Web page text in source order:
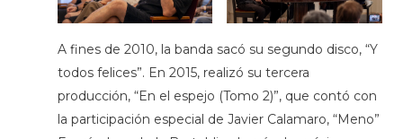
A fines de 2010, la banda sacó su segundo disco, “Y
todos felices”. En 2015, realizó su tercera
producción, “En el espejo (Tomo 2)”, que contó con
la participación especial de Javier Calamaro, “Meno”